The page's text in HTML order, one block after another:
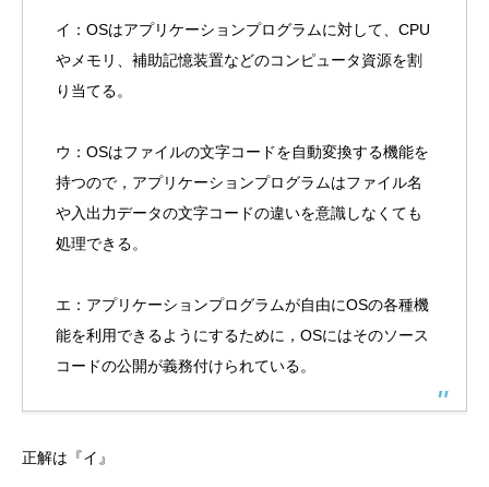
イ：OSはアプリケーションプログラムに対して、CPU
やメモリ、補助記憶装置などのコンピュータ資源を割
り当てる。
ウ：OSはファイルの文字コードを自動変換する機能を
持つので，アプリケーションプログラムはファイル名
や入出力データの文字コードの違いを意識しなくても
処理できる。
エ：アプリケーションプログラムが自由にOSの各種機
能を利用できるようにするために，OSにはそのソース
コードの公開が義務付けられている。
正解は『イ』